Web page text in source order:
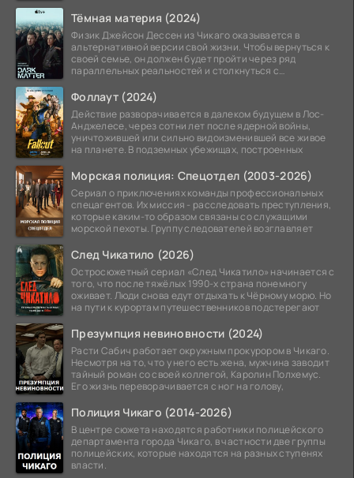
Тёмная материя (2024)
Физик Джейсон Дессен из Чикаго оказывается в
альтернативной версии свой жизни. Чтобы вернуться к
своей семье, он должен будет пройти через ряд
параллельных реальностей и столкнуться с
Фоллаут (2024)
Действие разворачивается в далеком будущем в Лос-
Анджелесе, через сотни лет после ядерной войны,
уничтожившей или сильно видоизменившей все живое
на планете. В подземных убежищах, построенных
Морская полиция: Спецотдел (2003-2026)
Сериал о приключениях команды профессиональных
спецагентов. Их миссия - расследовать преступления,
которые каким-то образом связаны со служащими
морской пехоты. Группу следователей возглавляет
След Чикатило (2026)
Остросюжетный сериал «След Чикатило» начинается с
того, что после тяжёлых 1990-х страна понемногу
оживает. Люди снова едут отдыхать к Чёрному морю. Но
на пути к курортам путешественников подстерегают
Презумпция невиновности (2024)
Расти Сабич работает окружным прокурором в Чикаго.
Несмотря на то, что у него есть жена, мужчина заводит
тайный роман со своей коллегой, Каролин Полхемус.
Его жизнь переворачивается с ног на голову,
Полиция Чикаго (2014-2026)
В центре сюжета находятся работники полицейского
департамента города Чикаго, в частности две группы
полицейских, которые находятся на разных ступенях
власти.